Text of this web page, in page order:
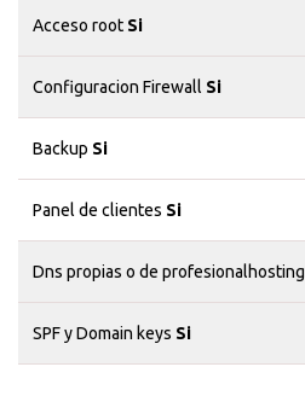
Acceso root Si
Configuracion Firewall Si
Backup Si
Panel de clientes Si
Dns propias o de profesionalhosting
SPF y Domain keys Si